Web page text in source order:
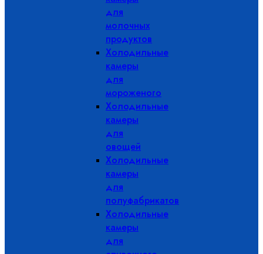
для
молочных
продуктов
Холодильные
камеры
для
мороженого
Холодильные
камеры
для
овощей
Холодильные
камеры
для
полуфабрикатов
Холодильные
камеры
для